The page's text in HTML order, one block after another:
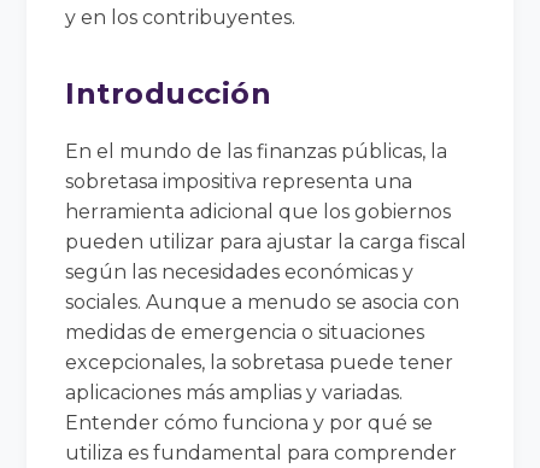
y en los contribuyentes.
Introducción
En el mundo de las finanzas públicas, la
sobretasa impositiva representa una
herramienta adicional que los gobiernos
pueden utilizar para ajustar la carga fiscal
según las necesidades económicas y
sociales. Aunque a menudo se asocia con
medidas de emergencia o situaciones
excepcionales, la sobretasa puede tener
aplicaciones más amplias y variadas.
Entender cómo funciona y por qué se
utiliza es fundamental para comprender